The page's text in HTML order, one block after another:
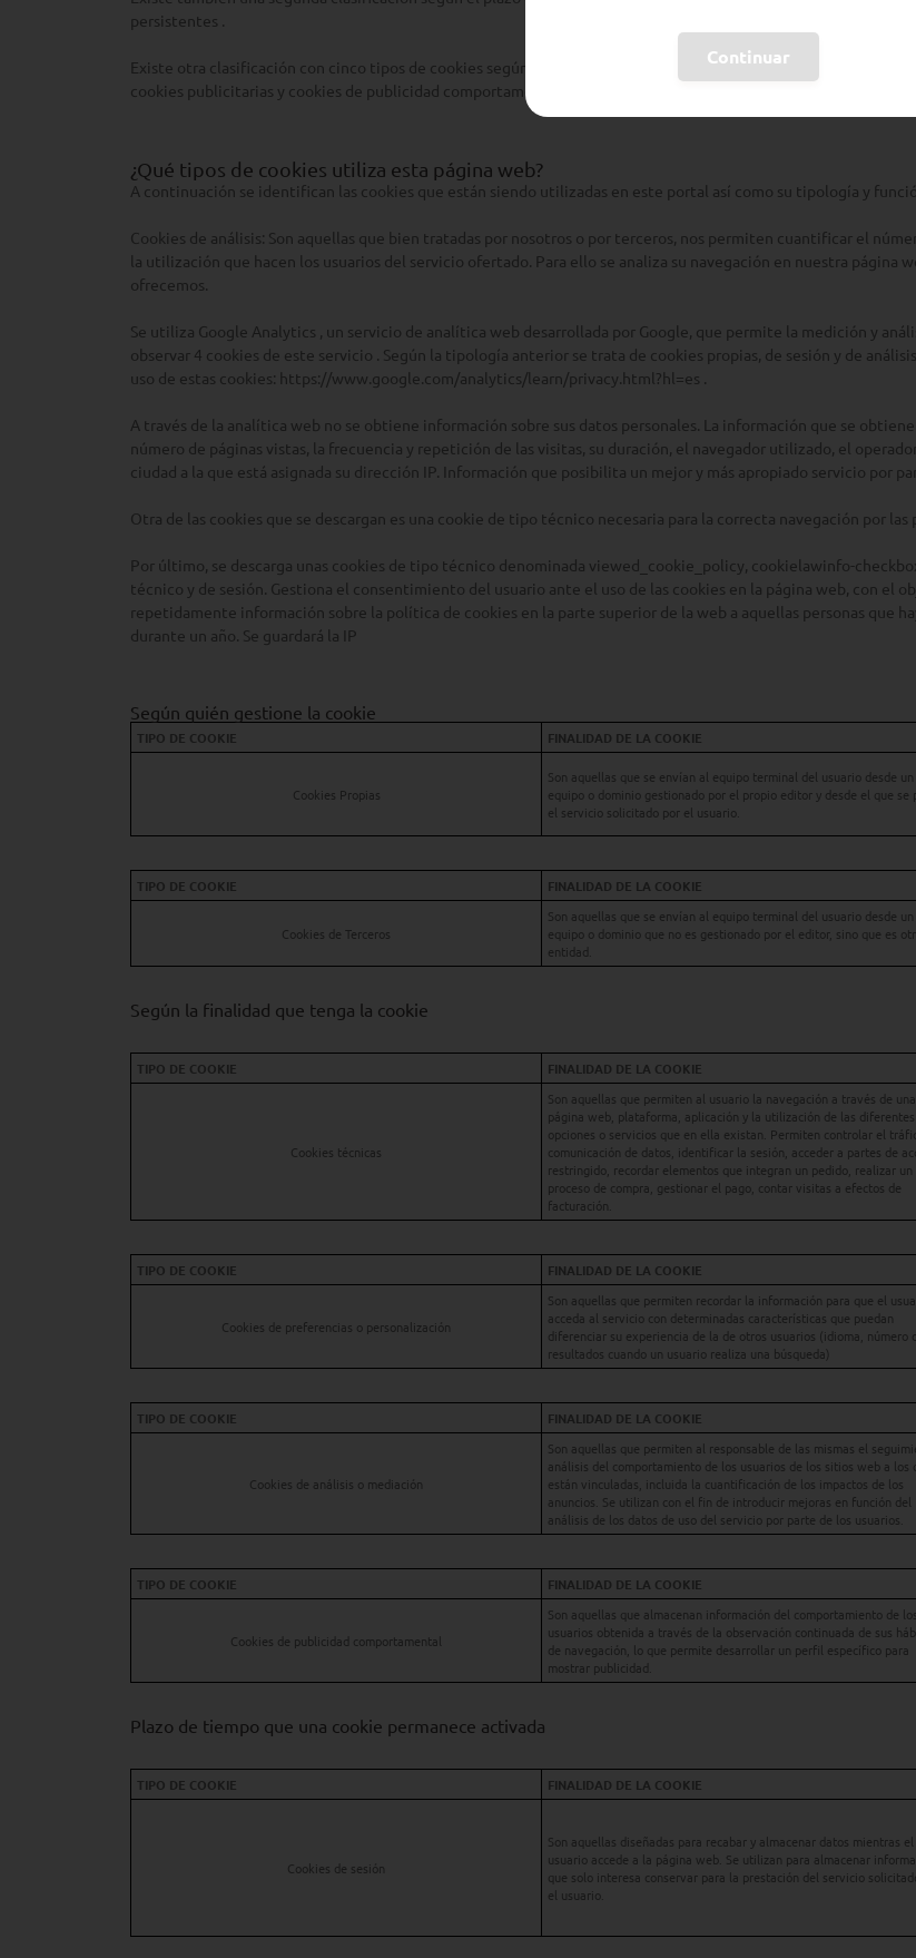
Continuar
persistentes .
Existe otra clasificación con cinco tipos de cookies según la finalidad para la que se traten los datos obtenidos:
cookies publicitarias y cookies de publicidad comportamental .
¿Qué tipos de cookies utiliza esta página web?
A continuación se identifican las cookies que están siendo utilizadas en este portal así como su tipología y
Cookies de análisis: Son aquellas que bien tratadas por nosotros o por terceros, nos permiten cuantificar el
la utilización que hacen los usuarios del servicio ofertado. Para ello se analiza su navegación en nuestra página
ofrecemos.
Se utiliza Google Analytics , un servicio de analítica web desarrollada por Google, que permite la medición y
observar 4 cookies de este servicio . Según la tipología anterior se trata de cookies propias, de sesión y de
uso de estas cookies: https://www.google.com/analytics/learn/privacy.html?hl=es .
A través de la analítica web no se obtiene información sobre sus datos personales. La información que se
número de páginas vistas, la frecuencia y repetición de las visitas, su duración, el navegador utilizado, el
ciudad a la que está asignada su dirección IP. Información que posibilita un mejor y más apropiado servicio por
Otra de las cookies que se descargan es una cookie de tipo técnico necesaria para la correcta navegación por las
Por último, se descarga unas cookies de tipo técnico denominada viewed_cookie_policy, cookielawinfo-
técnico y de sesión. Gestiona el consentimiento del usuario ante el uso de las cookies en la página web, con el
repetidamente información sobre la política de cookies en la parte superior de la web a aquellas personas que
durante un año. Se guardará la IP
Según quién gestione la cookie
TIPO DE COOKIE FINALIDAD DE LA COOKIE
Cookies Propias
Son aquellas que se envían al equipo terminal del usuario desde un
equipo o dominio gestionado por el propio editor y desde el que se
el servicio solicitado por el usuario.
TIPO DE COOKIE FINALIDAD DE LA COOKIE
Cookies de Terceros
Son aquellas que se envían al equipo terminal del usuario desde un
equipo o dominio que no es gestionado por el editor, sino que es
entidad.
Según la finalidad que tenga la cookie
TIPO DE COOKIE FINALIDAD DE LA COOKIE
Cookies técnicas
Son aquellas que permiten al usuario la navegación a través de una
página web, plataforma, aplicación y la utilización de las diferentes
opciones o servicios que en ella existan. Permiten controlar el
comunicación de datos, identificar la sesión, acceder a partes de
restringido, recordar elementos que integran un pedido, realizar un
proceso de compra, gestionar el pago, contar visitas a efectos de
facturación.
TIPO DE COOKIE FINALIDAD DE LA COOKIE
Cookies de preferencias o personalización
Son aquellas que permiten recordar la información para que el
acceda al servicio con determinadas características que puedan
diferenciar su experiencia de la de otros usuarios (idioma, número
resultados cuando un usuario realiza una búsqueda)
TIPO DE COOKIE FINALIDAD DE LA COOKIE
Cookies de análisis o mediación
Son aquellas que permiten al responsable de las mismas el
análisis del comportamiento de los usuarios de los sitios web a los
están vinculadas, incluida la cuantificación de los impactos de los
anuncios. Se utilizan con el fin de introducir mejoras en función del
análisis de los datos de uso del servicio por parte de los usuarios.
TIPO DE COOKIE FINALIDAD DE LA COOKIE
Cookies de publicidad comportamental
Son aquellas que almacenan información del comportamiento de los
usuarios obtenida a través de la observación continuada de sus
de navegación, lo que permite desarrollar un perfil específico para
mostrar publicidad.
Plazo de tiempo que una cookie permanece activada
TIPO DE COOKIE FINALIDAD DE LA COOKIE
Cookies de sesión
Son aquellas diseñadas para recabar y almacenar datos mientras el
usuario accede a la página web. Se utilizan para almacenar
que solo interesa conservar para la prestación del servicio
el usuario.